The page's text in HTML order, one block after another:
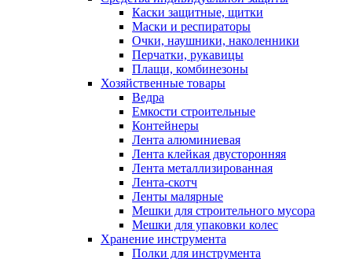
Каски защитные, щитки
Маски и респираторы
Очки, наушники, наколенники
Перчатки, рукавицы
Плащи, комбинезоны
Хозяйственные товары
Ведра
Емкости строительные
Контейнеры
Лента алюминиевая
Лента клейкая двусторонняя
Лента металлизированная
Лента-скотч
Ленты малярные
Мешки для строительного мусора
Мешки для упаковки колес
Хранение инструмента
Полки для инструмента